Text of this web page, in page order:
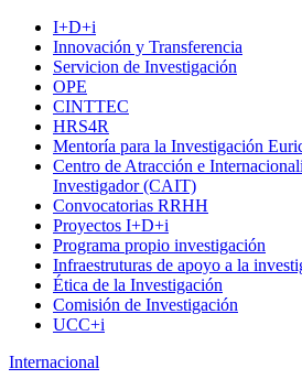
I+D+i
Innovación y Transferencia
Servicion de Investigación
OPE
CINTTEC
HRS4R
Mentoría para la Investigación
Centro de Atracción e
Investigador (CAIT)
Convocatorias RRHH
Proyectos I+D+i
Programa propio investigación
Infraestruturas de apoyo a la
Ética de la Investigación
Comisión de Investigación
UCC+i
Internacional